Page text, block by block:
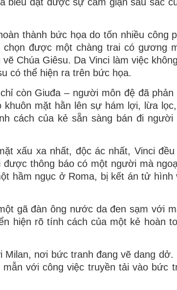
thành bức họa do tốn nhiều công
được một chàng trai có gương
Chúa Giêsu. Da Vinci làm việc
có thể hiện ra trên bức họa.
còn Giuđa – người môn đệ đã phản
mặt hằn lên sự hám lợi, lừa
cách của kẻ sẵn sàng bán đi người
xấu xa nhất, độc ác nhất, Vinci đều
thông báo có một người mà
hầm ngục ở Roma, bị kết án tử hình
gã đàn ông nước da đen sạm với
hiện rõ tính cách của một kẻ hoàn
nơi bức tranh đang vẽ dang dở.
với công việc truyền tải vào bức